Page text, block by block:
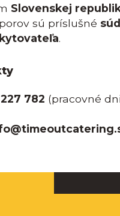
Slovenskej
sú príslušné
.
782 (pracovné